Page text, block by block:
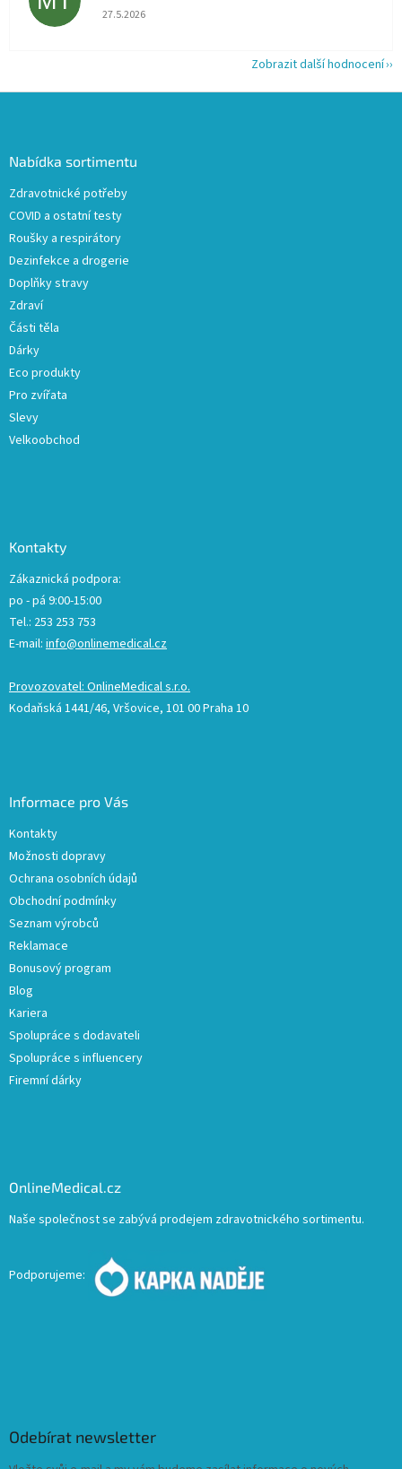
Hodnocení obchodu je 5 z 5 hvězdiček.
27.5.2026
Zobrazit další hodnocení
Nabídka sortimentu
Zdravotnické potřeby
COVID a ostatní testy
Roušky a respirátory
Dezinfekce a drogerie
Doplňky stravy
Zdraví
Části těla
Dárky
Eco produkty
Pro zvířata
Slevy
Velkoobchod
Kontakty
Zákaznická podpora:
po - pá 9:00-15:00
Tel.: 253 253 753
E-mail: info@onlinemedical.cz
Provozovatel: OnlineMedical s.r.o.
Kodaňská 1441/46, Vršovice, 101 00 Praha 10
Informace pro Vás
Kontakty
Možnosti dopravy
Ochrana osobních údajů
Obchodní podmínky
Seznam výrobců
Reklamace
Bonusový program
Blog
Kariera
Spolupráce s dodavateli
Spolupráce s influencery
Firemní dárky
OnlineMedical.cz
Naše společnost se zabývá prodejem zdravotnického sortimentu.
Podporujeme:
Odebírat newsletter